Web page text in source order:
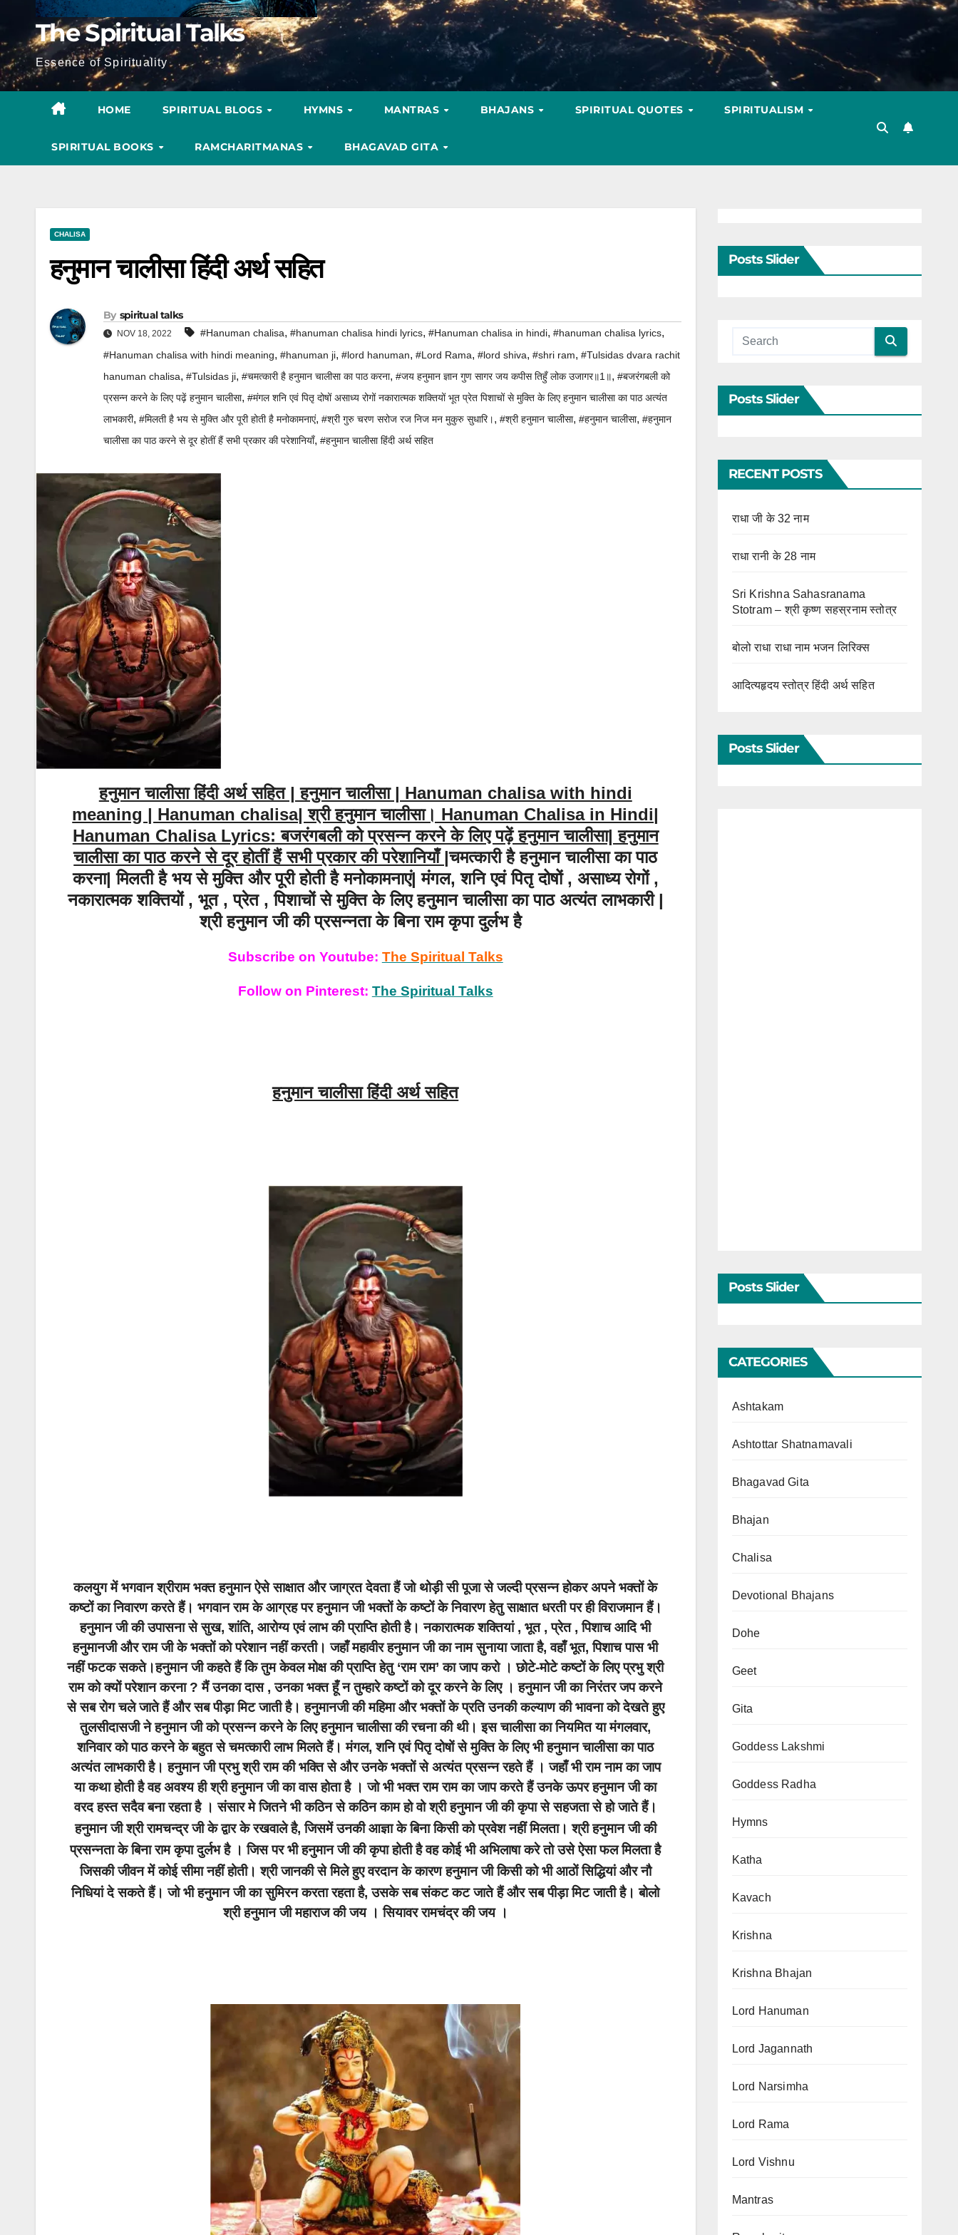
The Spiritual Talks
Essence of Spirituality
HOME SPIRITUAL BLOGS HYMNS MANTRAS BHAJANS SPIRITUAL QUOTES SPIRITUALISM
SPIRITUAL BOOKS RAMCHARITMANAS BHAGAVAD GITA
CHALISA
हनुमान चालीसा हिंदी अर्थ सहित
By spiritual talks
NOV 18, 2022 #Hanuman chalisa, #hanuman chalisa hindi lyrics, #Hanuman chalisa in hindi, #hanuman chalisa lyrics,
#Hanuman chalisa with hindi meaning, #hanuman ji, #lord hanuman, #Lord Rama, #lord shiva, #shri ram, #Tulsidas dvara rachit
hanuman chalisa, #Tulsidas ji, #चमत्कारी है हनुमान चालीसा का पाठ करना, #जय हनुमान ज्ञान गुण सागर जय कपीस तिहुँ लोक उजागर॥1॥, #बजरंगबली को
प्रसन्न करने के लिए पढ़ें हनुमान चालीसा, #मंगल शनि एवं पितृ दोषों असाध्य रोगों नकारात्मक शक्तियों भूत प्रेत पिशाचों से मुक्ति के लिए हनुमान चालीसा का पाठ अत्यंत
लाभकारी, #मिलती है भय से मुक्ति और पूरी होती है मनोकामनाएं, #श्री गुरु चरण सरोज रज निज मन मुकुरु सुधारि।, #श्री हनुमान चालीसा, #हनुमान चालीसा, #हनुमान
चालीसा का पाठ करने से दूर होतीं हैं सभी प्रकार की परेशानियाँ, #हनुमान चालीसा हिंदी अर्थ सहित
हनुमान चालीसा हिंदी अर्थ सहित | हनुमान चालीसा | Hanuman chalisa with hindi
meaning | Hanuman chalisa| श्री हनुमान चालीसा। Hanuman Chalisa in Hindi|
Hanuman Chalisa Lyrics: बजरंगबली को प्रसन्न करने के लिए पढ़ें हनुमान चालीसा| हनुमान
चालीसा का पाठ करने से दूर होतीं हैं सभी प्रकार की परेशानियाँ |चमत्कारी है हनुमान चालीसा का पाठ
करना| मिलती है भय से मुक्ति और पूरी होती है मनोकामनाएं|मंगल, शनि एवं पितृ दोषों , असाध्य रोगों ,
नकारात्मक शक्तियों , भूत , प्रेत , पिशाचों से मुक्ति के लिए हनुमान चालीसा का पाठ अत्यंत लाभकारी |
श्री हनुमान जी की प्रसन्नता के बिना राम कृपा दुर्लभ है
Subscribe on Youtube: The Spiritual Talks
Follow on Pinterest: The Spiritual Talks
हनुमान चालीसा हिंदी अर्थ सहित
कलयुग में भगवान श्रीराम भक्त हनुमान ऐसे साक्षात और जाग्रत देवता हैं जो थोड़ी सी पूजा से जल्दी प्रसन्न होकरअपने भक्तों के
कष्टों का निवारण करते हैं। भगवान राम के आग्रह पर हनुमान जी भक्तों के कष्टों के निवारण हेतु साक्षात धरती पर ही विराजमान हैं।
हनुमान जी की उपासना से सुख, शांति, आरोग्य एवं लाभ की प्राप्ति होती है। नकारात्मक शक्तियां , भूत , प्रेत , पिशाच आदि भी
हनुमानजी और राम जी के भक्तों को परेशान नहीं करती। जहाँ महावीर हनुमान जी का नाम सुनाया जाता है, वहाँ भूत, पिशाच पास भी
नहीं फटक सकते।हनुमान जी कहते हैं कि तुम केवल मोक्ष की प्राप्ति हेतु ‘राम राम’ का जाप करो । छोटे-मोटे कष्टों के लिए प्रभु श्री
राम को क्यों परेशान करना ? मैं उनका दास , उनका भक्त हूँ न तुम्हारे कष्टों को दूर करने के लिए । हनुमान जी का निरंतर जप करने
से सब रोग चले जाते हैं और सब पीड़ा मिट जाती है। हनुमानजी की महिमा और भक्तों के प्रति उनकी कल्याण की भावना को देखते हुए
तुलसीदासजी ने हनुमान जी को प्रसन्न करने के लिए हनुमान चालीसा की रचना की थी। इस चालीसा का नियमित या मंगलवार,
शनिवार को पाठ करने के बहुत से चमत्कारी लाभ मिलते हैं। मंगल, शनि एवं पितृ दोषों से मुक्ति के लिए भी हनुमान चालीसा का पाठ
अत्यंत लाभकारी है। हनुमान जी प्रभु श्री राम की भक्ति से और उनके भक्तों से अत्यंत प्रसन्न रहते हैं । जहाँ भी राम नाम का जाप
या कथा होती है वह अवश्य ही श्री हनुमान जी का वास होता है । जो भी भक्त राम राम का जाप करते हैं उनके ऊपर हनुमान जी का
वरद हस्त सदैव बना रहता है । संसार मे जितने भी कठिन से कठिन काम हो वो श्री हनुमान जी की कृपा से सहजता से हो जाते हैं।
हनुमान जी श्री रामचन्द्र जी के द्वार के रखवाले है, जिसमें उनकी आज्ञा केबिना किसी को प्रवेश नहीं मिलता।श्री हनुमान जी की
प्रसन्नता के बिना राम कृपा दुर्लभ है । जिस पर भी हनुमान जी की कृपा होती है वह कोई भी अभिलाषा करे तो उसे ऐसा फल मिलता है
जिसकी जीवन में कोई सीमा नहीं होती। श्री जानकी से मिले हुए वरदान के कारण हनुमान जी किसी को भी आठों सिद्धियां और नौ
निधियां दे सकते हैं। जो भी हनुमान जी का सुमिरन करता रहता है, उसके सब संकट कट जाते हैं और सब पीड़ा मिट जाती है।बोलो
श्री हनुमान जी महाराज की जय । सियावर रामचंद्र की जय ।
Posts Slider
Posts Slider
RECENT POSTS
राधा जी के 32 नाम
राधा रानी के 28 नाम
Sri Krishna Sahasranama
Stotram – श्री कृष्ण सहस्रनाम स्तोत्र
बोलो राधा राधा नाम भजन लिरिक्स
आदित्यहृदय स्तोत्र हिंदी अर्थ सहित
Posts Slider
Posts Slider
CATEGORIES
Ashtakam
Ashtottar Shatnamavali
Bhagavad Gita
Bhajan
Chalisa
Devotional Bhajans
Dohe
Geet
Gita
Goddess Lakshmi
Goddess Radha
Hymns
Katha
Kavach
Krishna
Krishna Bhajan
Lord Hanuman
Lord Jagannath
Lord Narsimha
Lord Rama
Lord Vishnu
Mantras